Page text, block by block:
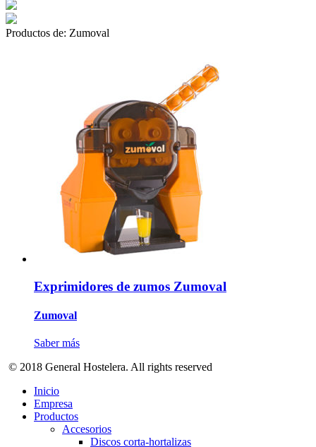
Productos de: Zumoval
Exprimidores de zumos Zumoval
Zumoval
Saber más
© 2018 General Hostelera. All rights reserved
Inicio
Empresa
Productos
Accesorios
Discos corta-hortalizas